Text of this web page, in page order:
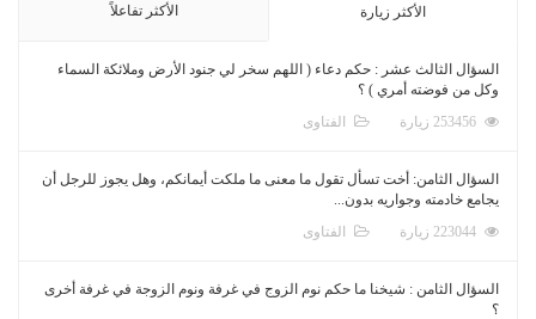
الأكثر زيارة الأكثر تفاعلاً
السؤال الثالث عشر : حكم دعاء ( اللهم سخر لي جنود الأرض وملائكة السماء
وكل من فوضته أمري ) ؟
الفتاوى
السؤال الثامن: أخت تسأل تقول ما معنى ما ملكت أيمانكم، وهل يجوز للرجل أن
يجامع خادمته وجواريه بدون...
الفتاوى
السؤال الثامن : شيخنا ما حكم نوم الزوج في غرفة ونوم الزوجة في غرفة أخرى
؟